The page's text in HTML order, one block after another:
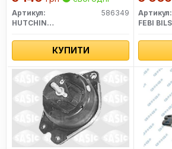
Артикул:
586349
HUTCHINSON
КУПИТИ
Артикул: